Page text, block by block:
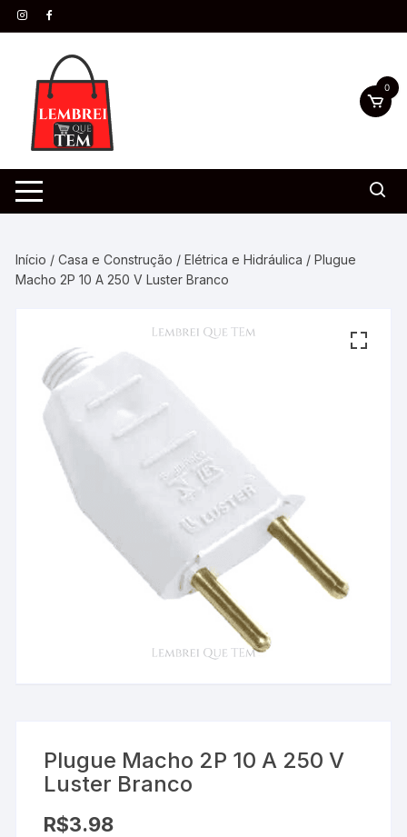
0
Início /Casa e Construção /Elétrica e Hidráulica / Plugue
Macho 2P 10 A 250 V Luster Branco
Plugue Macho 2P 10 A 250 V
Luster Branco
R$3.98